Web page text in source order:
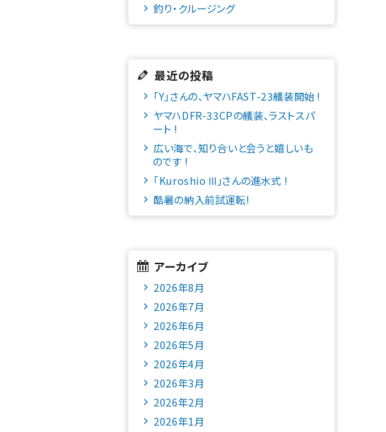
釣り・クルージング
最近の投稿
「Y」さんの、ヤマハFAST-23艤装開始 !
ヤマハDFR-33CPの艤装、ラストスパ
ート !
広い海で、知り合いと会うと嬉しいも
のです !
「Kuroshio Ⅲ」さんの進水式 !
酷暑の納入前試運転!
アーカイブ
2026年8月
2026年7月
2026年6月
2026年5月
2026年4月
2026年3月
2026年2月
2026年1月